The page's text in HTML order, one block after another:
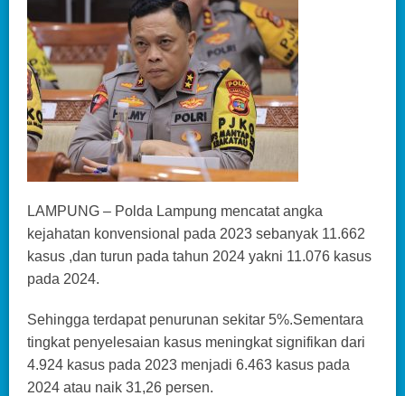
LAMPUNG – Polda Lampung mencatat angka
kejahatan konvensional pada 2023 sebanyak 11.662
kasus ,dan turun pada tahun 2024 yakni 11.076 kasus
pada 2024.
Sehingga terdapat penurunan sekitar 5%.Sementara
tingkat penyelesaian kasus meningkat signifikan dari
4.924 kasus pada 2023 menjadi 6.463 kasus pada
2024 atau naik 31,26 persen.